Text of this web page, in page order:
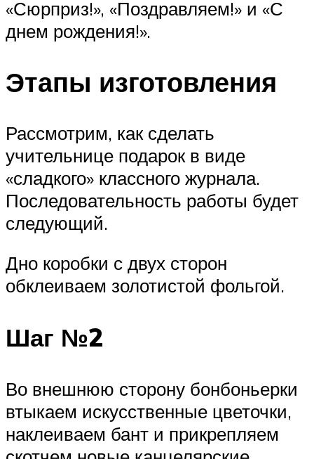
«Сюрприз!», «Поздравляем!» и «С
днем рождения!».
Этапы изготовления
Рассмотрим, как сделать
учительнице подарок в виде
«сладкого» классного журнала.
Последовательность работы будет
следующий.
Дно коробки с двух сторон
обклеиваем золотистой фольгой.
Шаг №2
Во внешнюю сторону бонбоньерки
втыкаем искусственные цветочки,
наклеиваем бант и прикрепляем